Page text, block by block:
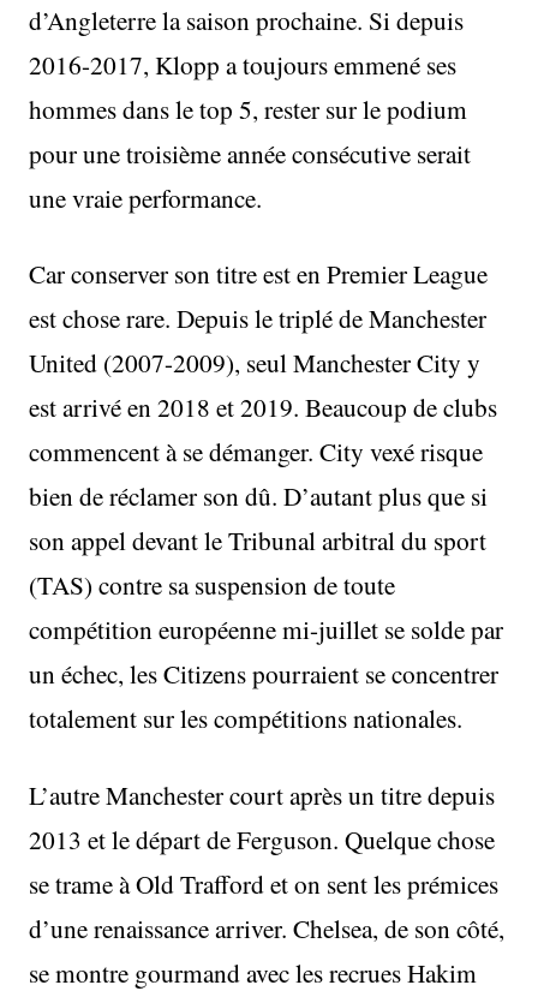
d’Angleterre la saison prochaine. Si depuis
2016-2017, Klopp a toujours emmené ses
hommes dans le top 5, rester sur le podium
pour une troisième année consécutive serait
une vraie performance.
Car conserver son titre est en Premier League
est chose rare. Depuis le triplé de Manchester
United (2007-2009), seul Manchester City y
est arrivé en 2018 et 2019. Beaucoup de clubs
commencent à se démanger. City vexé risque
bien de réclamer son dû. D’autant plus que si
son appel devant le Tribunal arbitral du sport
(TAS) contre sa suspension de toute
compétition européenne mi-juillet se solde par
un échec, les Citizens pourraient se concentrer
totalement sur les compétitions nationales.
L’autre Manchester court après un titre depuis
2013 et le départ de Ferguson. Quelque chose
se trame à Old Trafford et on sent les prémices
d’une renaissance arriver. Chelsea, de son côté,
se montre gourmand avec les recrues Hakim